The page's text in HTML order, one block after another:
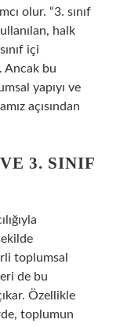
olur. “3. sınıf
halk
içi
Ancak bu
yapıyı ve
açısından
3. SINIF
toplumsal
de bu
Özellikle
toplumun